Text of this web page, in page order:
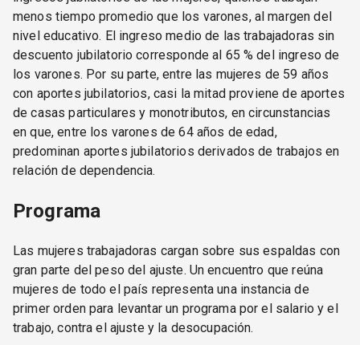
menos tiempo promedio que los varones, al margen del
nivel educativo. El ingreso medio de las trabajadoras sin
descuento jubilatorio corresponde al 65 % del ingreso de
los varones. Por su parte, entre las mujeres de 59 años
con aportes jubilatorios, casi la mitad proviene de aportes
de casas particulares y monotributos, en circunstancias
en que, entre los varones de 64 años de edad,
predominan aportes jubilatorios derivados de trabajos en
relación de dependencia.
Programa
Las mujeres trabajadoras cargan sobre sus espaldas con
gran parte del peso del ajuste. Un encuentro que reúna
mujeres de todo el país representa una instancia de
primer orden para levantar un programa por el salario y el
trabajo, contra el ajuste y la desocupación.